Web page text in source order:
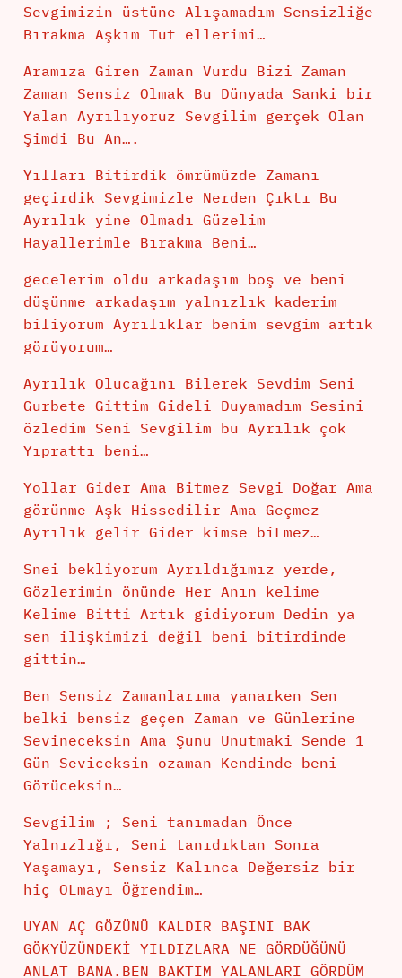
Sevgimizin üstüne Alışamadım Sensizliğe
Bırakma Aşkım Tut ellerimi…
Aramıza Giren Zaman Vurdu Bizi Zaman
Zaman Sensiz Olmak Bu Dünyada Sanki bir
Yalan Ayrılıyoruz Sevgilim gerçek Olan
Şimdi Bu An….
Yılları Bitirdik ömrümüzde Zamanı
geçirdik Sevgimizle Nerden Çıktı Bu
Ayrılık yine Olmadı Güzelim
Hayallerimle Bırakma Beni…
gecelerim oldu arkadaşım boş ve beni
düşünme arkadaşım yalnızlık kaderim
biliyorum Ayrılıklar benim sevgim artık
görüyorum…
Ayrılık Olucağını Bilerek Sevdim Seni
Gurbete Gittim Gideli Duyamadım Sesini
özledim Seni Sevgilim bu Ayrılık çok
Yıprattı beni…
Yollar Gider Ama Bitmez Sevgi Doğar Ama
görünme Aşk Hissedilir Ama Geçmez
Ayrılık gelir Gider kimse biLmez…
Snei bekliyorum Ayrıldığımız yerde,
Gözlerimin önünde Her Anın kelime
Kelime Bitti Artık gidiyorum Dedin ya
sen ilişkimizi değil beni bitirdinde
gittin…
Ben Sensiz Zamanlarıma yanarken Sen
belki bensiz geçen Zaman ve Günlerine
Sevineceksin Ama Şunu Unutmaki Sende 1
Gün Seviceksin ozaman Kendinde beni
Görüceksin…
Sevgilim ; Seni tanımadan Önce
Yalnızlığı, Seni tanıdıktan Sonra
Yaşamayı, Sensiz Kalınca Değersiz bir
hiç OLmayı Öğrendim…
UYAN AÇ GÖZÜNÜ KALDIR BAŞINI BAK
GÖKYÜZÜNDEKİ YILDIZLARA NE GÖRDÜĞÜNÜ
ANLAT BANA.BEN BAKTIM YALANLARI GÖRDÜM